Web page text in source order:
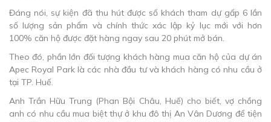
Đáng nói, sự kiện đã thu hút được số khách tham dự gấp 6 lần
số lượng sản phẩm và chính thức xác lập kỷ lục mới với hơn
100% căn hộ được đặt hàng ngay sau 20 phút mở bán.
Theo đó, phần lớn đối tượng khách hàng mua căn hộ của dự án
Apec Royal Park là các nhà đầu tư và khách hàng có nhu cầu ở
tại TP. Huế.
Anh Trần Hữu Trung (Phan Bội Châu, Huế) cho biết, vợ chồng
anh có nhu cầu mua biệt thự ở khu đô thị An Vân Dương để tiện